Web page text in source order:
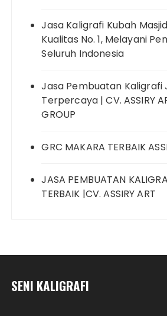
Jasa Kaligrafi Kubah
Kualitas No. 1, Melayani
Seluruh Indonesia
Jasa Pembuatan Kaligrafi
Terpercaya | CV. ASSIRY
GROUP
GRC MAKARA TERBAIK
JASA PEMBUATAN
TERBAIK |CV. ASSIRY ART
SENI KALIGRAFI